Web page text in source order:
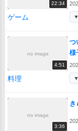
22:34
ゲーム ▼
no image
4:51
つ
様
料理 ▼
no image
3:36